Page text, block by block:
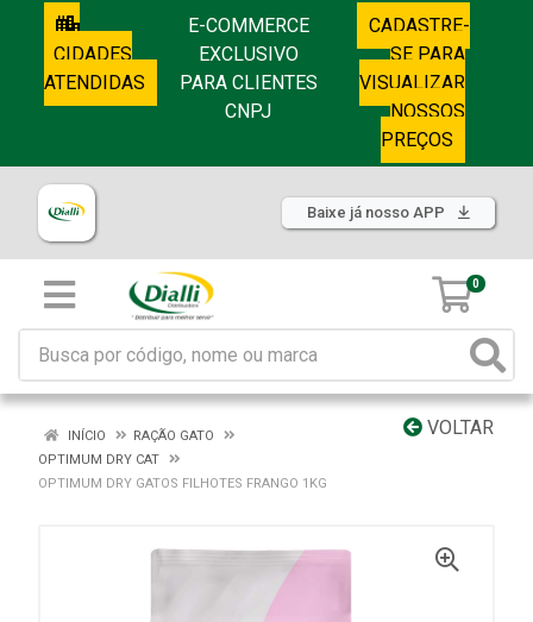
CIDADES
ATENDIDAS
E-COMMERCE
EXCLUSIVO
PARA CLIENTES
CNPJ
CADASTRE-
SE PARA
VISUALIZAR
NOSSOS
PREÇOS
Baixe já nosso APP
0
VOLTAR
INÍCIO
RAÇÃO GATO
OPTIMUM DRY CAT
OPTIMUM DRY GATOS FILHOTES FRANGO 1KG